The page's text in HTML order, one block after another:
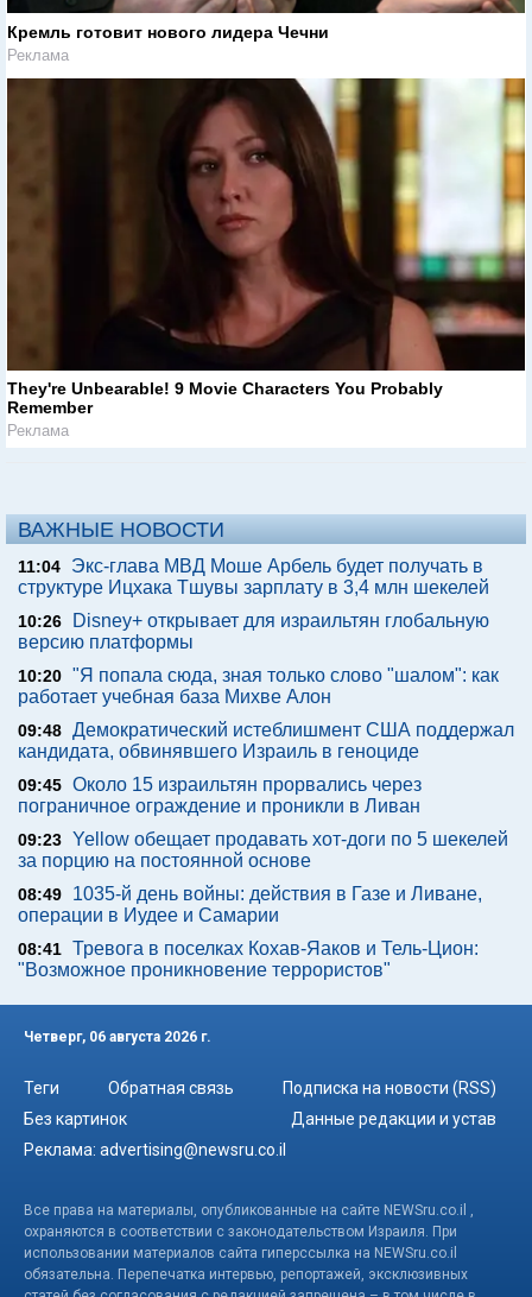
Кремль готовит нового лидера Чечни
Реклама
They're Unbearable! 9 Movie Characters You Probably
Remember
Реклама
ВАЖНЫЕ НОВОСТИ
11:04
Экс-глава МВД Моше Арбель будет получать в
структуре Ицхака Тшувы зарплату в 3,4 млн шекелей
10:26
Disney+ открывает для израильтян глобальную
версию платформы
10:20 "Я попала сюда, зная только слово "шалом": как
работает учебная база Михве Алон
09:48 Демократический истеблишмент США поддержал
кандидата, обвинявшего Израиль в геноциде
09:45 Около 15 израильтян прорвались через
пограничное ограждение и проникли в Ливан
09:23 Yellow обещает продавать хот-доги по 5 шекелей
за порцию на постоянной основе
08:49
1035-й день войны: действия в Газе и Ливане,
операции в Иудее и Самарии
08:41 Тревога в поселках Кохав-Яаков и Тель-Цион:
"Возможное проникновение террористов"
Четверг, 06 августа 2026 г.
Теги Обратная связь
Подписка на новости (RSS)
Без картинок
Данные редакции и устав
Реклама: advertising@newsru.co.il
Все права на материалы, опубликованные на сайте NEWSru.co.il ,
охраняются в соответствии с законодательством Израиля. При
использовании материалов сайта гиперссылка на NEWSru.co.il
обязательна. Перепечатка интервью, репортажей, эксклюзивных